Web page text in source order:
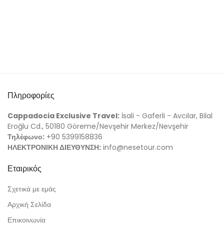
Πληροφορίες
Cappadocia Exclusive Travel: İsali - Gaferli - Avcılar, Bilal
Eroğlu Cd., 50180 Göreme/Nevşehir Merkez/Nevşehir
Τηλέφωνο: +90 5399158836
ΗΛΕΚΤΡΟΝΙΚΗ ΔΙΕΥΘΥΝΣΗ: info@nesetour.com
Εταιρικός
Σχετικά με εμάς
Αρχική Σελίδα
Επικοινωνία